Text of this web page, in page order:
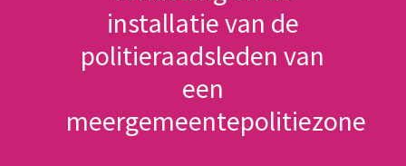
installatie van de
politieraadsleden van
een
meergemeentepolitiezone